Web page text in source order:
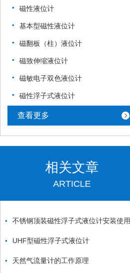
磁性液位计
基本型磁性液位计
磁翻板（柱）液位计
磁致伸缩液位计
磁敏电子双色液位计
磁性浮子式液位计
查看更多
相关文章
ARTICLE
不锈钢顶装磁性浮子式液位计安装使用
UHF型磁性浮子式液位计
天然气流量计的工作原理